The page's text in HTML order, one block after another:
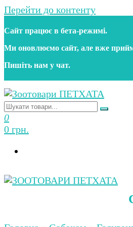
Перейти до контенту
Сайт працює в бета‑режимі.
Ми оновлюємо сайт, але вже
Пишіть нам у чат.
Зоотовари ПЕТХАТА
Зоомагазин для собак та
0
0 грн.
Зоомагазин для собак та